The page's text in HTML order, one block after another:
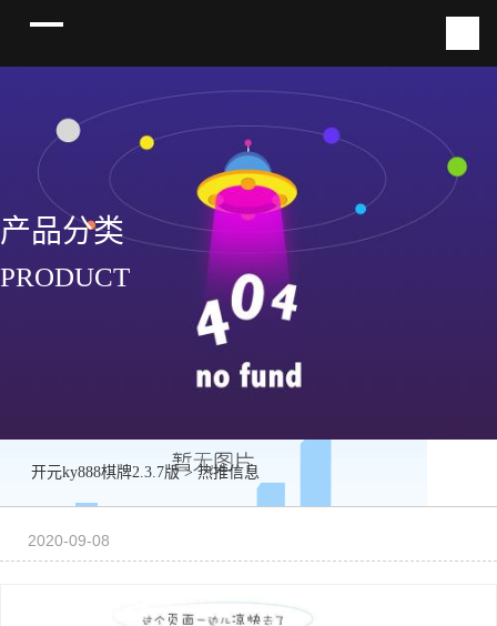
产品分类
PRODUCT
开元ky888棋牌2.3.7版>热推信息
2020-09-08